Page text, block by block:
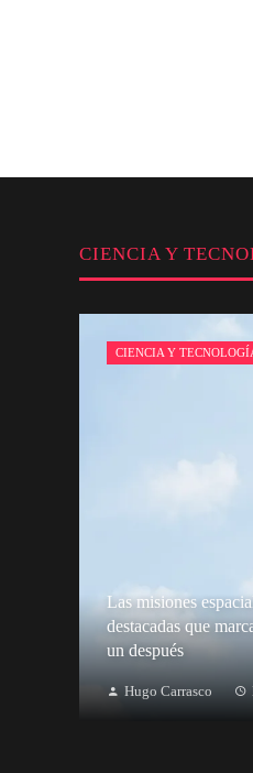
CIENCIA Y
CIENCIA Y
Las misiones
destacadas que
un después
Hugo Carrasco